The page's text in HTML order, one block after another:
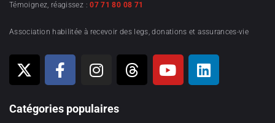
Témoignez, réagissez :07 71 80 08 71
Association habilitée à recevoir des legs, donations et assurances-vie
Catégories populaires